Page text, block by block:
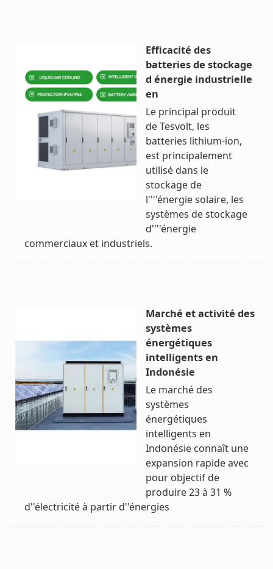
Efficacité des
batteries de stockage
d énergie industrielle
en
Le principal produit
de Tesvolt, les
batteries lithium-ion,
est principalement
utilisé dans le
stockage de
l''''énergie solaire, les
systèmes de stockage
d''''énergie
commerciaux et industriels.
Marché et activité des
systèmes
énergétiques
intelligents en
Indonésie
Le marché des
systèmes
énergétiques
intelligents en
Indonésie connaît une
expansion rapide avec
pour objectif de
produire 23 à 31 %
d''électricité à partir d''énergies